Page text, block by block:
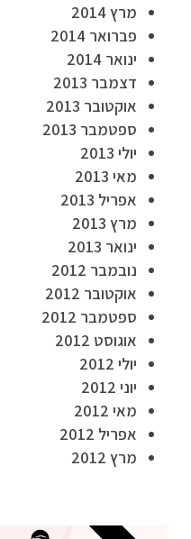
מרץ 2014
פברואר 2014
ינואר 2014
דצמבר 2013
אוקטובר 2013
ספטמבר 2013
יולי 2013
מאי 2013
אפריל 2013
מרץ 2013
ינואר 2013
נובמבר 2012
אוקטובר 2012
ספטמבר 2012
אוגוסט 2012
יולי 2012
יוני 2012
מאי 2012
אפריל 2012
מרץ 2012